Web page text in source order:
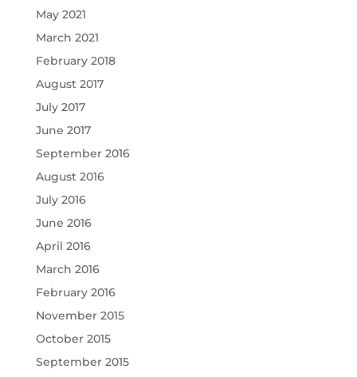
May 2021
March 2021
February 2018
August 2017
July 2017
June 2017
September 2016
August 2016
July 2016
June 2016
April 2016
March 2016
February 2016
November 2015
October 2015
September 2015